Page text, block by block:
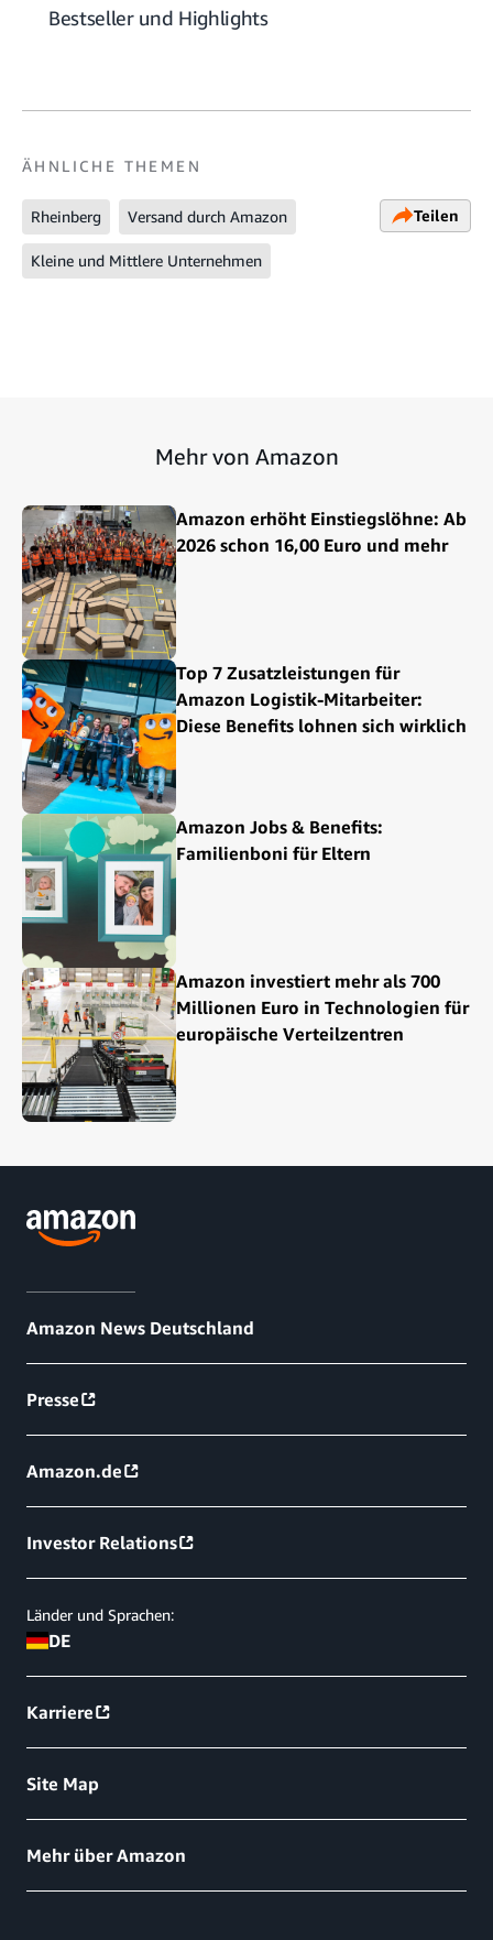
Bestseller und Highlights
ÄHNLICHE THEMEN
Rheinberg Versand durch Amazon
Kleine und Mittlere Unternehmen
Teilen
Mehr von Amazon
Amazon erhöht Einstiegslöhne: Ab
2026 schon 16,00 Euro und mehr
Top 7 Zusatzleistungen für
Amazon Logistik-Mitarbeiter:
Diese Benefits lohnen sich wirklich
Amazon Jobs & Benefits:
Familienboni für Eltern
Amazon investiert mehr als 700
Millionen Euro in Technologien für
europäische Verteilzentren
Amazon News Deutschland
Presse
Amazon.de
Investor Relations
Länder und Sprachen:
DE
Karriere
Site Map
Mehr über Amazon